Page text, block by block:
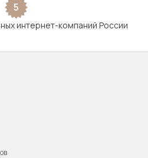
5
интернет-компаний России